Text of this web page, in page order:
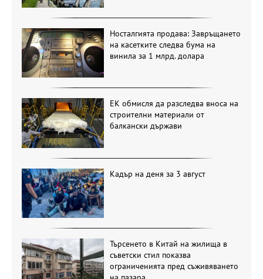
Носталгията продава: Завръщането
на касетките следва бума на
винила за 1 млрд. долара
ЕК обмисля да разследва вноса на
строителни материали от
балкански държави
Кадър на деня за 3 август
Търсенето в Китай на жилища в
съветски стил показва
ограниченията пред съживяването